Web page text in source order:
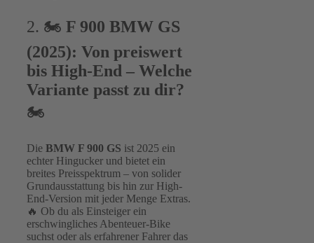
2. 🏍 F 900 BMW GS
(2025): Von preiswert
bis High-End – Welche
Variante passt zu dir?
🏍
Die BMW F 900 GS ist 2025 ein
echter Hingucker und bietet ein
breites Preisspektrum – von solider
Grundausstattung bis hin zur High-
End-Version mit jeder Menge Extras.
🔥 Ob du als Einsteiger ein
erschwingliches Abenteuer-Bike
suchst oder als erfahrener Fahrer das